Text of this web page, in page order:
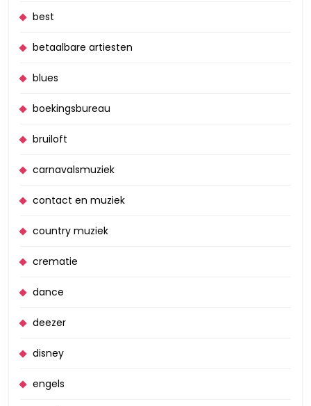
best
betaalbare artiesten
blues
boekingsbureau
bruiloft
carnavalsmuziek
contact en muziek
country muziek
crematie
dance
deezer
disney
engels